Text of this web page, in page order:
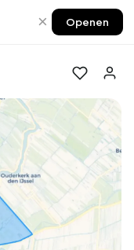
× Openen